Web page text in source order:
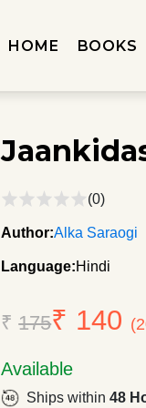
HOME BOOKS
(0)
Author:Alka Saraogi
Language:Hindi
₹175₹ 140
Available
Ships within48